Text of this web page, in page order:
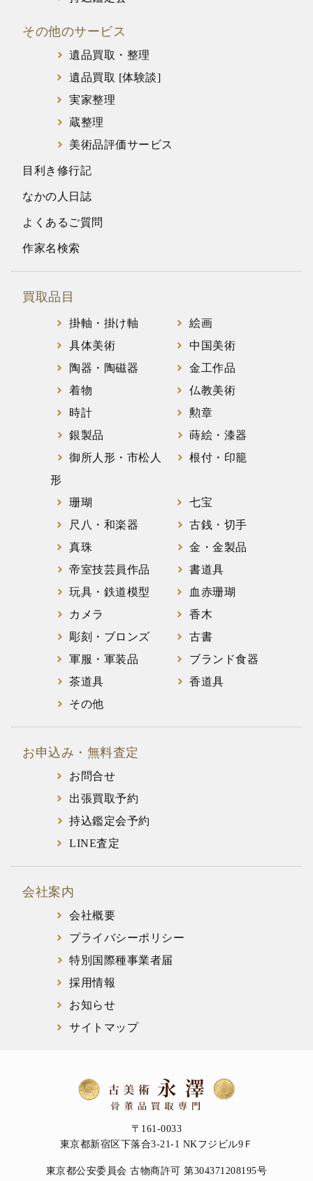
その他のサービス
遺品買取・整理
遺品買取 [体験談]
実家整理
蔵整理
美術品評価サービス
目利き修行記
なかの人日誌
よくあるご質問
作家名検索
買取品目
掛軸・掛け軸
絵画
具体美術
中国美術
陶器・陶磁器
金工作品
着物
仏教美術
時計
勲章
銀製品
蒔絵・漆器
御所人形・市松人
形
根付・印籠
珊瑚
七宝
尺八・和楽器
古銭・切手
真珠
金・金製品
帝室技芸員作品
書道具
玩具・鉄道模型
血赤珊瑚
カメラ
香木
彫刻・ブロンズ
古書
軍服・軍装品
ブランド食器
茶道具
香道具
その他
お申込み・無料査定
お問合せ
出張買取予約
持込鑑定会予約
LINE査定
会社案内
会社概要
プライバシーポリシー
特別国際種事業者届
採用情報
お知らせ
サイトマップ
〒161-0033
東京都新宿区下落合3-21-1 NKフジビル9Ｆ
東京都公安委員会 古物商許可 第304371208195号